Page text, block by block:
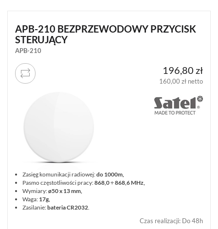
SATEL
ABAX
(35)
STEROWANIE
I
AUTOMATYKA
(9)
SYGNALIZATORY
APB-210 BEZPRZEWODOWY PRZYCISK
STERUJĄCY
APB-210
196,80 zł
160,00 zł netto
Zasięg komunikacji radiowej:do 1000m,
Pasmo częstotliwości pracy:868,0 ÷ 868,6 MHz,
Wymiary:ø50 x 13 mm,
Waga: 17g,
Zasilanie:bateria CR2032.
Czas realizacji: Do 48h